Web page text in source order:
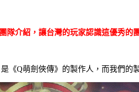
隊介紹，讓台灣的玩家認識這優秀的
《Q萌劍俠傳》的製作人，而我們的